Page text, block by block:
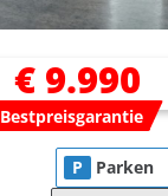
€ 9.990
Bestpreisgarantie
P Parken